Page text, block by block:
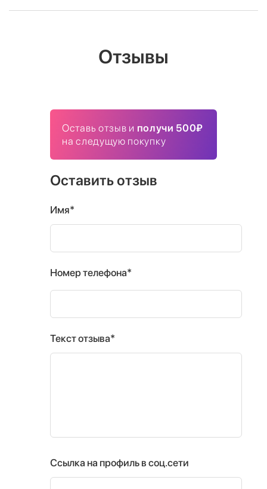
Отзывы
Оставь отзыв и получи 500₽
на следущую покупку
Оставить отзыв
Имя*
Номер телефона*
Текст отзыва*
Ссылка на профиль в соц.сети